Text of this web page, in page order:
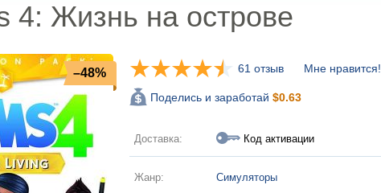
4: Жизнь на острове
–48% 61 отзыв Мне нравится!
Поделись и заработай $0.63
Доставка: Код активации
Жанр: Симуляторы